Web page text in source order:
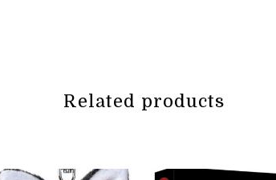
Related products